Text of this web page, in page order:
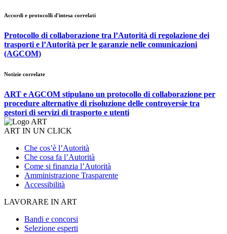
Accordi e protocolli d'intesa correlati
Protocollo di collaborazione tra l’Autorità di regolazione dei
trasporti e l’Autorità per le garanzie nelle comunicazioni
(AGCOM)
Notizie correlate
ART e AGCOM stipulano un protocollo di collaborazione per
procedure alternative di risoluzione delle controversie tra
gestori di servizi di trasporto e utenti
ART IN UN CLICK
Che cos’è l’Autorità
Che cosa fa l’Autorità
Come si finanzia l’Autorità
Amministrazione Trasparente
Accessibilità
LAVORARE IN ART
Bandi e concorsi
Selezione esperti